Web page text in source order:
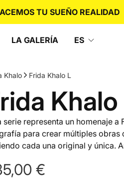
TU SUEÑO REALIDAD
LA GALERÍA ES
Khalo Frida Khalo L
Khalo
serie representa un homenaje
para crear múltiples obras
cada una original y única.
€